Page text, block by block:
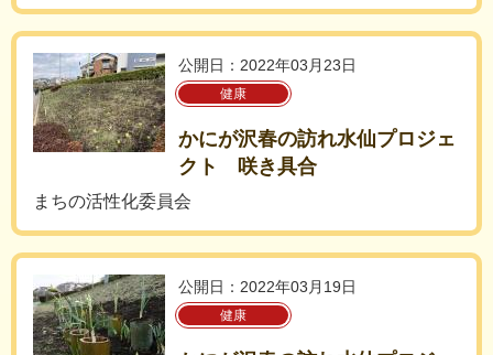
公開日：2022年03月23日
健康
かにが沢春の訪れ水仙プロジェ
クト 咲き具合
まちの活性化委員会
公開日：2022年03月19日
健康